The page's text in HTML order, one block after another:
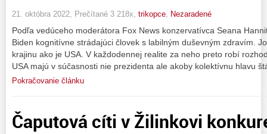
21. októbra 2022, Prečítané 3 218x, trikopce Nezaradené
Podľa vedúceho moderátora Fox News konzervatívca Seana
Biden kognitívne strádajúci človek s labilným duševným zdravím.
krajinu ako je USA. V každodennej realite za neho preto robí
USA majú v súčasnosti nie prezidenta ale akoby kolektívnu hlavu
Pokračovanie článku
Čaputová cíti v Žilinkovi